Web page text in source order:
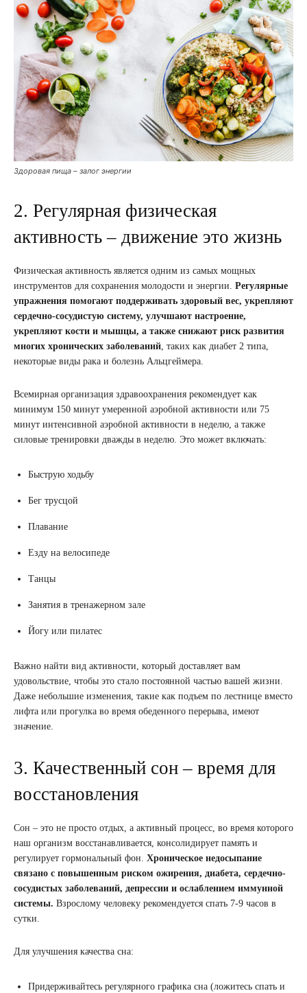
Здоровая пища – залог энергии
2. Регулярная физическая
активность – движение это жизнь
Физическая активность является одним из самых мощных
инструментов для сохранения молодости и энергии. Регулярные
упражнения помогают поддерживать здоровый вес, укрепляют
сердечно-сосудистую систему, улучшают настроение,
укрепляют кости и мышцы, а также снижают риск развития
многих хронических заболеваний , таких как диабет 2 типа,
некоторые виды рака и болезнь Альцгеймера.
Всемирная организация здравоохранения рекомендует как
минимум 150 минут умеренной аэробной активности или 75
минут интенсивной аэробной активности в неделю, а также
силовые тренировки дважды в неделю. Это может включать:
Быструю ходьбу
Бег трусцой
Плавание
Езду на велосипеде
Танцы
Занятия в тренажерном зале
Йогу или пилатес
Важно найти вид активности, который доставляет вам
удовольствие, чтобы это стало постоянной частью вашей жизни.
Даже небольшие изменения, такие как подъем по лестнице вместо
лифта или прогулка во время обеденного перерыва, имеют
значение.
3. Качественный сон – время для
восстановления
Сон – это не просто отдых, а активный процесс, во время которого
наш организм восстанавливается, консолидирует память и
регулирует гормональный фон. Хроническое недосыпание
связано с повышенным риском ожирения, диабета, сердечно-
сосудистых заболеваний, депрессии и ослаблением иммунной
системы. Взрослому человеку рекомендуется спать 7-9 часов в
сутки.
Для улучшения качества сна:
Придерживайтесь регулярного графика сна (ложитесь спать и